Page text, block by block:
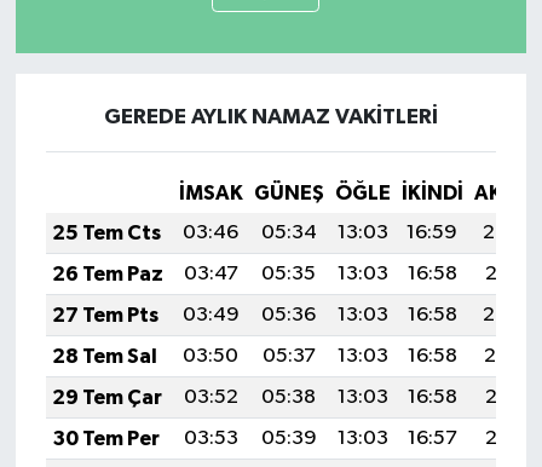
GEREDE AYLIK NAMAZ VAKITLERI
İMSAK GÜNEŞ ÖĞLE İKINDI
25 Tem Cts
03:46 05:34 13:03 16:59
20:22
26 Tem Paz
03:47 05:35 13:03 16:58
20:21
27 Tem Pts
03:49 05:36 13:03 16:58
20:20
28 Tem Sal
03:50 05:37 13:03 16:58
20:19
29 Tem Çar
03:52 05:38 13:03 16:58
20:18
30 Tem Per
03:53 05:39 13:03 16:57
20:17